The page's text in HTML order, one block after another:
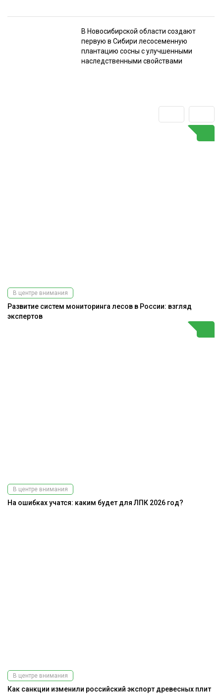
В Новосибирской области создают
первую в Сибири лесосеменную
плантацию сосны с улучшенными
наследственными свойствами
В центре внимания
Развитие систем мониторинга лесов в России: взгляд
экспертов
В центре внимания
На ошибках учатся: каким будет для ЛПК 2026 год?
В центре внимания
Как санкции изменили российский экспорт древесных плит